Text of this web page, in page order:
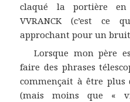
claqué la portière
VVRANCK (c’est ce
approchant pour un
Lorsque mon père
faire des phrases
commençait à être plus
(mais moins que «